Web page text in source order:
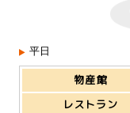
平日
物産館
レストラン